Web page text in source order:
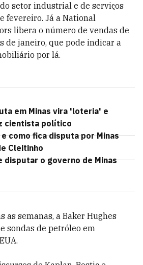
setor industrial e de serviços
fevereiro. Já a National
libera o número de vendas de
de janeiro, que pode indicar a
por lá.
em Minas vira 'loteria' e
cientista político
como fica disputa por Minas
Cleitinho
disputar o governo de Minas
as semanas, a Baker Hughes
sondas de petróleo em